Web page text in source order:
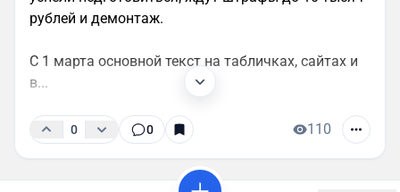
рублей и демонтаж.
С 1 марта основной текст на табличках, сайтах и
в...
0 0 110